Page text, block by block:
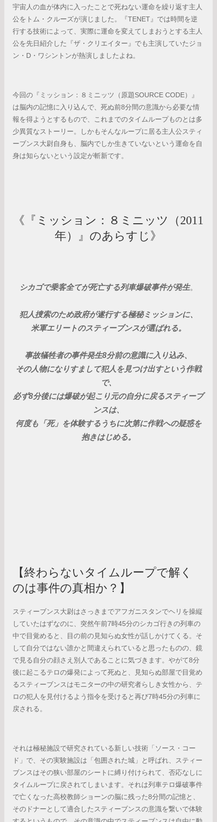
宇宙人の血が体内に入ったことで死ねない運命を繰り返す主人
公をトム・クルーズが演じました。『TENET』では時間を逆
行する技術によって、実際に運命を変えてしまおうとする主人
公を先日紹介した『ザ・クリエイター』でも主演していたジョ
ン・D・ワシントンが熱演しましたよね。
今回の『ミッション：８ミニッツ（原題SOURCE CODE）』
は脳内の記憶に入り込んで、死ぬ前8分間の意識から必要な情
報を得ようとするもので、これまでのタイムループものとは多
少異質なストーリー。しかもそんなループに居る主人公スティ
ーブンス大尉自身も、脳内でしか生きていないという運命を自
身は知らないという設定が斬新です。
《『ミッション：８ミニッツ（2011
年）』のあらすじ》
シカゴで乗客全てが死亡する列車爆破事件が発生。
犯人捜索のため政府が遂行する極秘ミッションに、
米軍エリートのスティーブンスが選ばれる。
事故犠牲者の事件発生8分前の意識に入り込み、
その人物になりすまして犯人を見つけ出すという作戦
で、
必ず8分後には爆破が起こり元の自分に戻るスティーブ
ンスは、
何度も「死」を体験するうちに次第に作戦への疑惑を
抱きはじめる。
【終わらないタイムループで解く
のは事件の真相か？】
スティーブンス大尉はさっきまでアフガニスタンでヘリを操縦
していたはずなのに、突然午前7時45分のシカゴ行きの列車の
中で目覚めると、目の前の見知らぬ女性が話しかけてくる。そ
して自分ではない誰かと間違えられていると思ったものの、鏡
で見る自分の顔さえ別人であることに気づきます。やがて8分
後に起こるテロの爆発によって死ぬと、見知らぬ部屋で目覚め
るスティーブンスはモニターの中の研究者らしき女性から、テ
ロの犯人を見付けるよう指令を受けると再び7時45分の列車に
戻される。
それは極秘施設で研究されている新しい技術「ソース・コー
ド」で、その実験施設は「包囲された城」と呼ばれ、スティー
ブンスはその狭い部屋のシートに縛り付けられて、否応なしに
タイムループに戻されてしまいます。それは列車テロ爆破事件
で亡くなった高校教師ショーンの脳に残った8分間の記憶と、
そのドナーとして適合したスティーブンスの意識を繋いで体験